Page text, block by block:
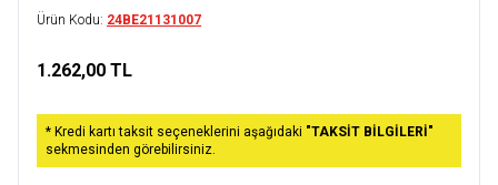
Ürün Kodu: 24BE21131007
1.262,00 TL
* Kredi kartı taksit seçeneklerini aşağıdaki "TAKSİT BİLGİLERİ"
sekmesinden görebilirsiniz.